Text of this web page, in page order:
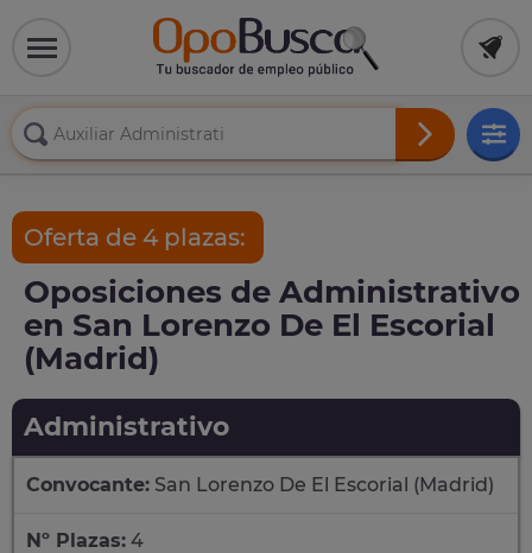
Oferta de 4 plazas:
Oposiciones de Administrativo
en San Lorenzo De El Escorial
(Madrid)
Administrativo
Convocante: San Lorenzo De El Escorial (Madrid)
Nº Plazas: 4